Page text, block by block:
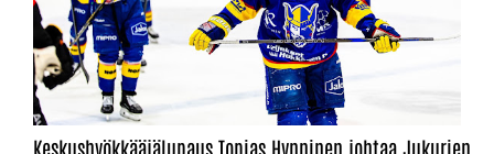
Keskushyökkääjälupaus Topias Hynninen johtaa Jukurien